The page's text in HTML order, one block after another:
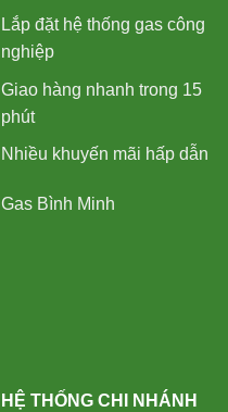
Lắp đặt hệ thống gas công
nghiệp
Giao hàng nhanh trong 15
phút
Nhiều khuyến mãi hấp dẫn
Gas Bình Minh
HỆ THỐNG CHI NHÁNH